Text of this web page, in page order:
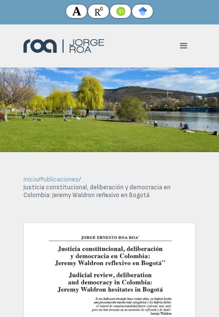
Inicio/Publicaciones/
Justicia constitucional, deliberación y democracia en
Colombia: Jeremy Waldron reflexivo en Bogotá